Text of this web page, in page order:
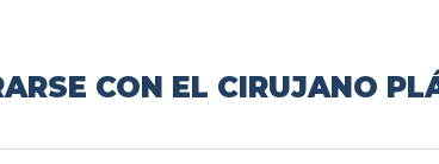
CON EL CIRUJANO